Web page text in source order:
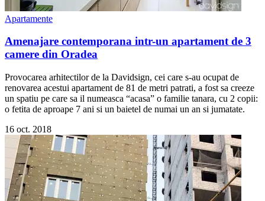
Apartamente
Amenajare contemporana intr-un apartament de 3
camere din Oradea
Provocarea arhitectilor de la Davidsign, cei care s-au ocupat de
renovarea acestui apartament de 81 de metri patrati, a fost sa creeze
un spatiu pe care sa il numeasca “acasa” o familie tanara, cu 2 copii:
o fetita de aproape 7 ani si un baietel de numai un an si jumatate.
16 oct. 2018